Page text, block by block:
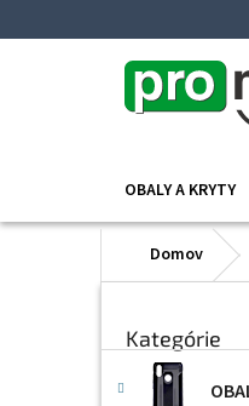
na
OBALY A KRYTY
Domov
č kategórie
Kategórie